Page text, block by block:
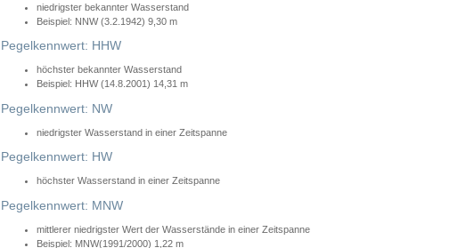
niedrigster bekannter Wasserstand
Beispiel: NNW (3.2.1942) 9,30 m
Pegelkennwert: HHW
höchster bekannter Wasserstand
Beispiel: HHW (14.8.2001) 14,31 m
Pegelkennwert: NW
niedrigster Wasserstand in einer Zeitspanne
Pegelkennwert: HW
höchster Wasserstand in einer Zeitspanne
Pegelkennwert: MNW
mittlerer niedrigster Wert der Wasserstände in einer Zeitspanne
Beispiel: MNW(1991/2000) 1,22 m